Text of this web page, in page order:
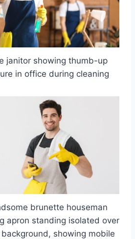
janitor showing thumb-up
in office during cleaning
brunette houseman
apron standing isolated over
showing mobile